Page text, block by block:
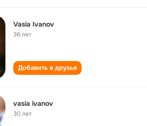
Vasia Ivanov
36 лет
Добавить в друзья
vasia ivanov
30 лет